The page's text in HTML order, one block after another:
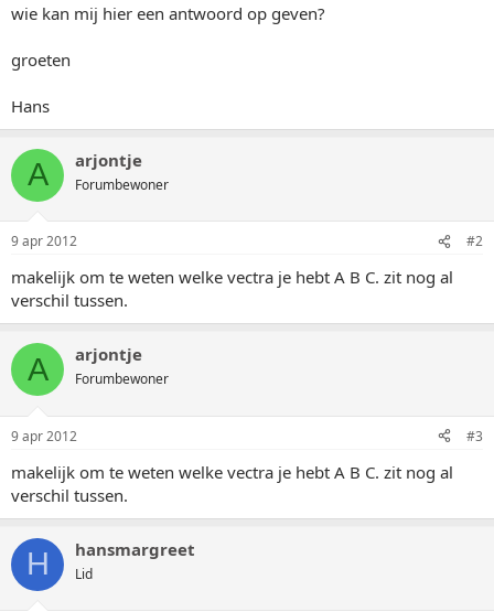
wie kan mij hier een antwoord op geven?
groeten
Hans
A arjontje
Forumbewoner
9 apr 2012 #2
makelijk om te weten welke vectra je hebt A B C. zit nog al
verschil tussen.
A arjontje
Forumbewoner
9 apr 2012 #3
makelijk om te weten welke vectra je hebt A B C. zit nog al
verschil tussen.
H hansmargreet
Lid